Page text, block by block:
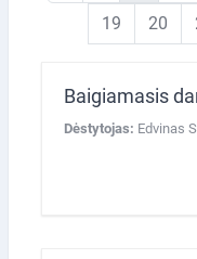
19 1920
Baigiamasis
Dėstytojas: Edvinas